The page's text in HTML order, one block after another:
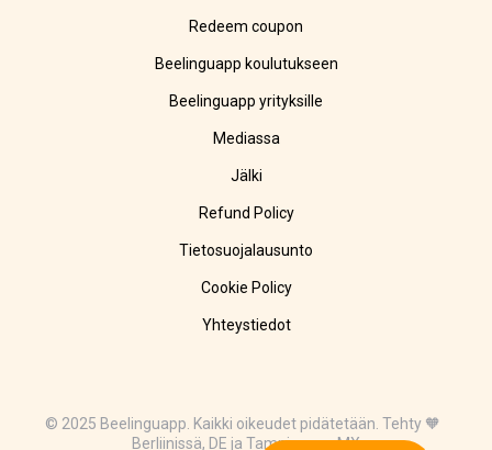
Redeem coupon
Beelinguapp koulutukseen
Beelinguapp yrityksille
Mediassa
Jälki
Refund Policy
Tietosuojalausunto
Cookie Policy
Yhteystiedot
© 2025 Beelinguapp. Kaikki oikeudet pidätetään. Tehty 🧡
Berliinissä, DE ja Tampicossa, MX